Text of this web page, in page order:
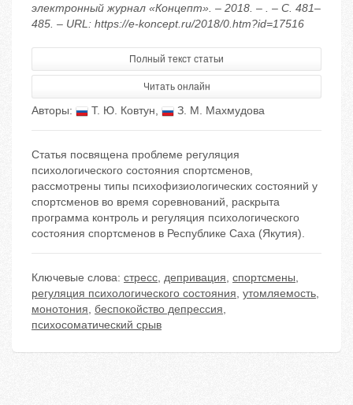
электронный журнал «Концепт». – 2018. – . – С. 481–
485. – URL: https://e-koncept.ru/2018/0.htm?id=17516
Полный текст статьи
Читать онлайн
Авторы: Т. Ю. Ковтун, З. М. Махмудова
Статья посвящена проблеме регуляция
психологического состояния спортсменов,
рассмотрены типы психофизиологических состояний у
спортсменов во время соревнований, раскрыта
программа контроль и регуляция психологического
состояния спортсменов в Республике Саха (Якутия).
Ключевые слова: стресс, депривация, спортсмены,
регуляция психологического состояния, утомляемость,
монотония, беспокойство депрессия,
психосоматический срыв